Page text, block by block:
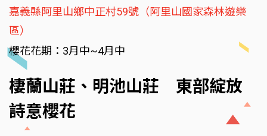
嘉義縣阿里山鄉中正村59號（阿里山國家森林遊樂
區）
櫻花花期：3月中~4月中
棲蘭山莊、明池山莊 東部綻放
詩意櫻花